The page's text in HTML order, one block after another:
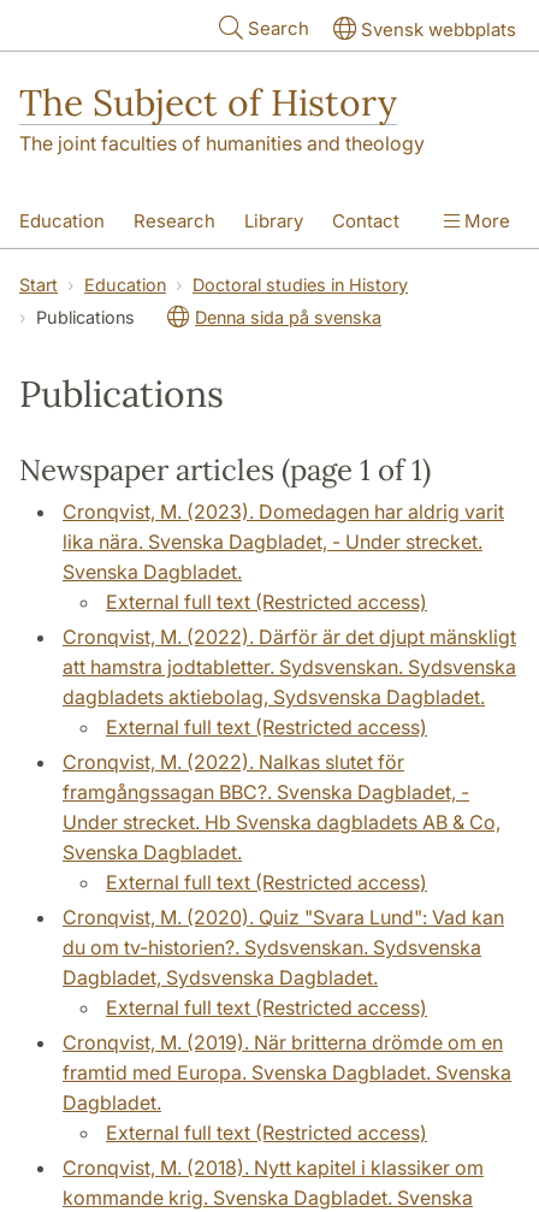
Search Svensk webbplats
The Subject of History
The joint faculties of humanities and theology
Education Research Library Contact
About us Accessibility
More
Start Education
Doctoral studies in History
Publications
Denna sida på svenska
Publications
Newspaper articles (page 1 of 1)
Cronqvist, M. (2023). Domedagen har aldrig varit
lika nära. Svenska Dagbladet, - Under strecket.
Svenska Dagbladet.
External full text (Restricted access)
Cronqvist, M. (2022). Därför är det djupt mänskligt
att hamstra jodtabletter. Sydsvenskan. Sydsvenska
dagbladets aktiebolag, Sydsvenska Dagbladet.
External full text (Restricted access)
Cronqvist, M. (2022). Nalkas slutet för
framgångssagan BBC?. Svenska Dagbladet, -
Under strecket. Hb Svenska dagbladets AB & Co,
Svenska Dagbladet.
External full text (Restricted access)
Cronqvist, M. (2020). Quiz "Svara Lund": Vad kan
du om tv-historien?. Sydsvenskan. Sydsvenska
Dagbladet, Sydsvenska Dagbladet.
External full text (Restricted access)
Cronqvist, M. (2019). När britterna drömde om en
framtid med Europa. Svenska Dagbladet. Svenska
Dagbladet.
External full text (Restricted access)
Cronqvist, M. (2018). Nytt kapitel i klassiker om
kommande krig. Svenska Dagbladet. Svenska